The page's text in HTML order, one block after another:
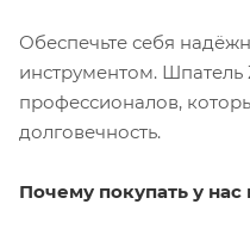
Обеспечьте себя
инструментом.
профессионалов,
долговечность.
Почему покупать у нас